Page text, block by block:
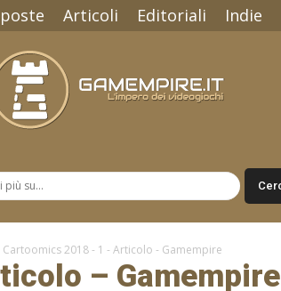
Articoli Editoriali Indie
Cartoomics 2018 - 1 - Articolo - Gamempire
– Gamempire